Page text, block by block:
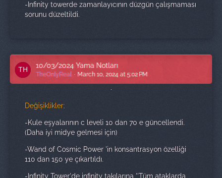
-Infinity towerde zamanlayıcının düzgün çalışmaması
sorunu düzeltildi.
10/03/2024 Yama Notları
TheOnlyReal March 10, 2024 at 5:02 PM
Değişiklikler;
-Kule eşyalarının c leveli 10 dan 70 e güncellendi.
(Daha iyi midye gelmesi için)
-Wand of Cosmic Power 'in konsantrasyon özelliği
110 dan 150 ye çıkartıldı.
-Infinity Tower'de infinity takılarına ''Tüm ataklarda